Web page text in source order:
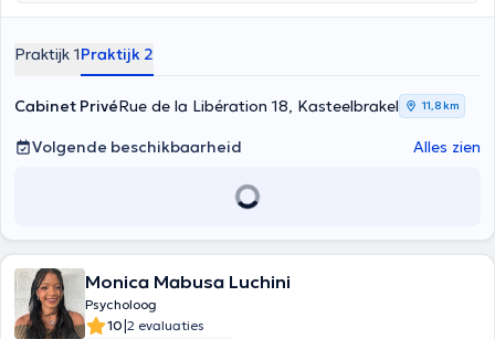
met een diploma psychologie en in 2001 met een diploma
relatietherapeute. Zij is lid van verschillende verenigingen en treedt
ook op in psychotherapie dankzij haar verschillende opleidingen. Met
meer dan 10 jaar ervaring in gezinsplanning en in een privépraktijk,
zal zij u met plezier ontvangen en u helpen tijdens de consultaties
die zij aanbiedt in haar privépraktijk in Braine-Le-Château.
Praktijk 1Praktijk 2
Cabinet PrivéRue de la Libération 18, Kasteelbrakel 11,8 km
Volgende beschikbaarheid Alles zien
Monica Mabusa Luchini
Psycholoog
10|2 evaluaties